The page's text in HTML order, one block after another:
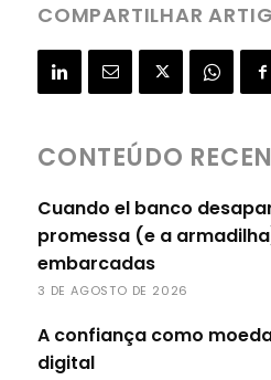
COMPARTILHAR
CONTEÚDO
Cuando el banco
promessa (e a
embarcadas
3 DE AGOSTO DE 2026
A confiança como
digital